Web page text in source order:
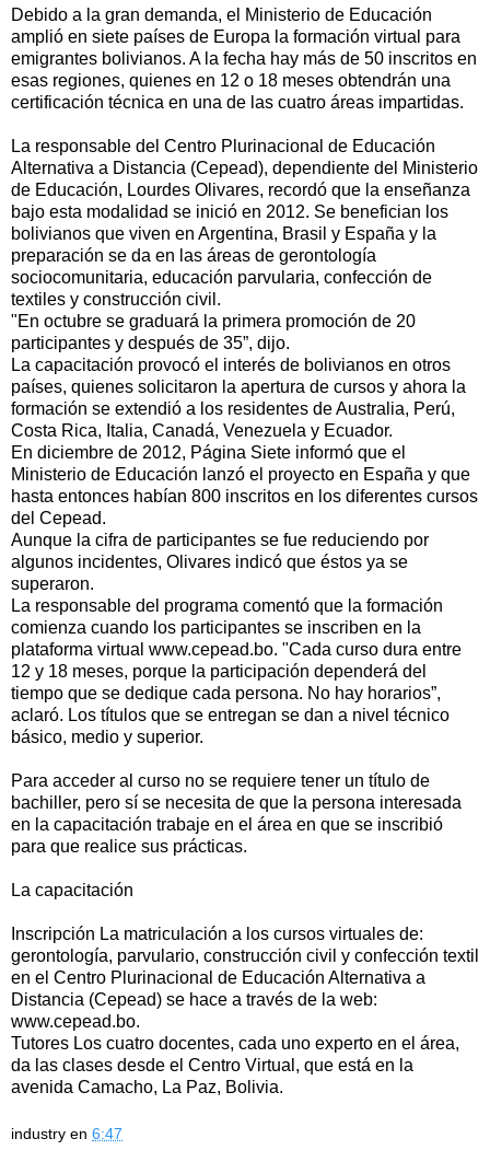
Debido a la gran demanda, el Ministerio de Educación
amplió en siete países de Europa la formación virtual para
emigrantes bolivianos. A la fecha hay más de 50 inscritos en
esas regiones, quienes en 12 o 18 meses obtendrán una
certificación técnica en una de las cuatro áreas impartidas.
La responsable del Centro Plurinacional de Educación
Alternativa a Distancia (Cepead), dependiente del Ministerio
de Educación, Lourdes Olivares, recordó que la enseñanza
bajo esta modalidad se inició en 2012. Se benefician los
bolivianos que viven en Argentina, Brasil y España y la
preparación se da en las áreas de gerontología
sociocomunitaria, educación parvularia, confección de
textiles y construcción civil.
"En octubre se graduará la primera promoción de 20
participantes y después de 35”, dijo.
La capacitación provocó el interés de bolivianos en otros
países, quienes solicitaron la apertura de cursos y ahora la
formación se extendió a los residentes de Australia, Perú,
Costa Rica, Italia, Canadá, Venezuela y Ecuador.
En diciembre de 2012, Página Siete informó que el
Ministerio de Educación lanzó el proyecto en España y que
hasta entonces habían 800 inscritos en los diferentes cursos
del Cepead.
Aunque la cifra de participantes se fue reduciendo por
algunos incidentes, Olivares indicó que éstos ya se
superaron.
La responsable del programa comentó que la formación
comienza cuando los participantes se inscriben en la
plataforma virtual www.cepead.bo. "Cada curso dura entre
12 y 18 meses, porque la participación dependerá del
tiempo que se dedique cada persona. No hay horarios”,
aclaró. Los títulos que se entregan se dan a nivel técnico
básico, medio y superior.
Para acceder al curso no se requiere tener un título de
bachiller, pero sí se necesita de que la persona interesada
en la capacitación trabaje en el área en que se inscribió
para que realice sus prácticas.
La capacitación
Inscripción La matriculación a los cursos virtuales de:
gerontología, parvulario, construcción civil y confección textil
en el Centro Plurinacional de Educación Alternativa a
Distancia (Cepead) se hace a través de la web:
www.cepead.bo.
Tutores Los cuatro docentes, cada uno experto en el área,
da las clases desde el Centro Virtual, que está en la
avenida Camacho, La Paz, Bolivia.
industry en 6:47